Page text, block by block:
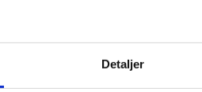
Detaljer